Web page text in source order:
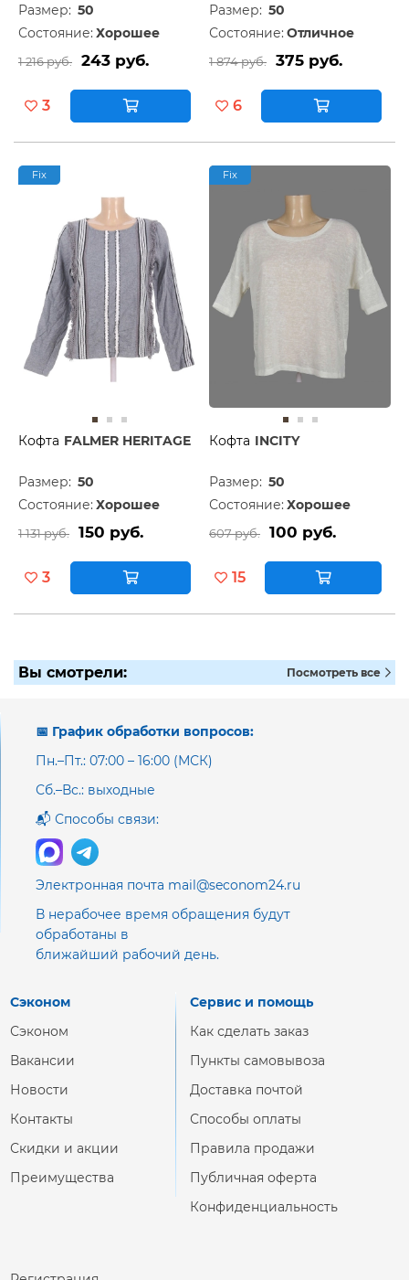
Размер: 50
Состояние: Хорошее
1 216 руб. 243 руб.
3
Размер: 50
Состояние: Отличное
1 874 руб. 375 руб.
6
Fix
Кофта FALMER HERITAGE
Размер: 50
Состояние: Хорошее
1 131 руб. 150 руб.
3
Fix
Кофта INCITY
Размер: 50
Состояние: Хорошее
607 руб. 100 руб.
15
Вы смотрели: Посмотреть все
📅 График обработки вопросов:
Пн.–Пт.: 07:00 – 16:00 (МСК)
Сб.–Вс.: выходные
📬 Способы связи:
Электронная почта mail@seconom24.ru
В нерабочее время обращения будут
обработаны в
ближайший рабочий день.
Сэконом
Сэконом
Вакансии
Новости
Контакты
Скидки и акции
Преимущества
Сервис и помощь
Как сделать заказ
Пункты самовывоза
Доставка почтой
Способы оплаты
Правила продажи
Публичная оферта
Конфиденциальность